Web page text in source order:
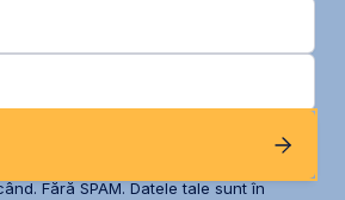
Fără SPAM. Datele tale sunt în